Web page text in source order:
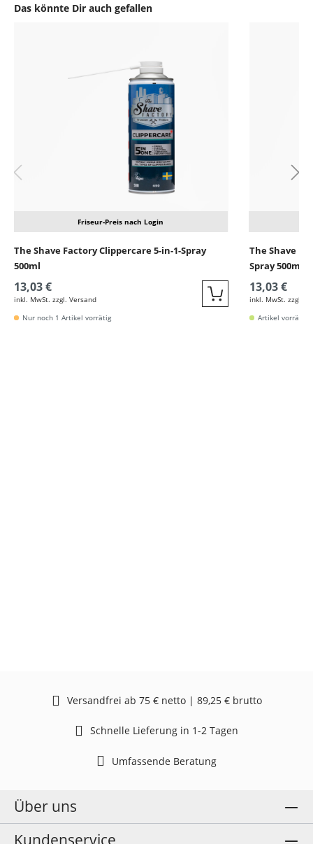
Das könnte Dir auch gefallen
Friseur-Preis nach Login
The Shave Factory Clippercare 5-in-1-Spray
500ml
13,03 €
inkl. MwSt. zzgl. Versand Quickbuy
Nur noch 1 Artikel vorrätig
The Shave
Spray 500ml
13,03 €
inkl. MwSt. zzgl.
Artikel vorrätig
Versandfrei ab 75 € netto | 89,25 € brutto
Schnelle Lieferung in 1-2 Tagen
Umfassende Beratung
Über uns
Kundenservice